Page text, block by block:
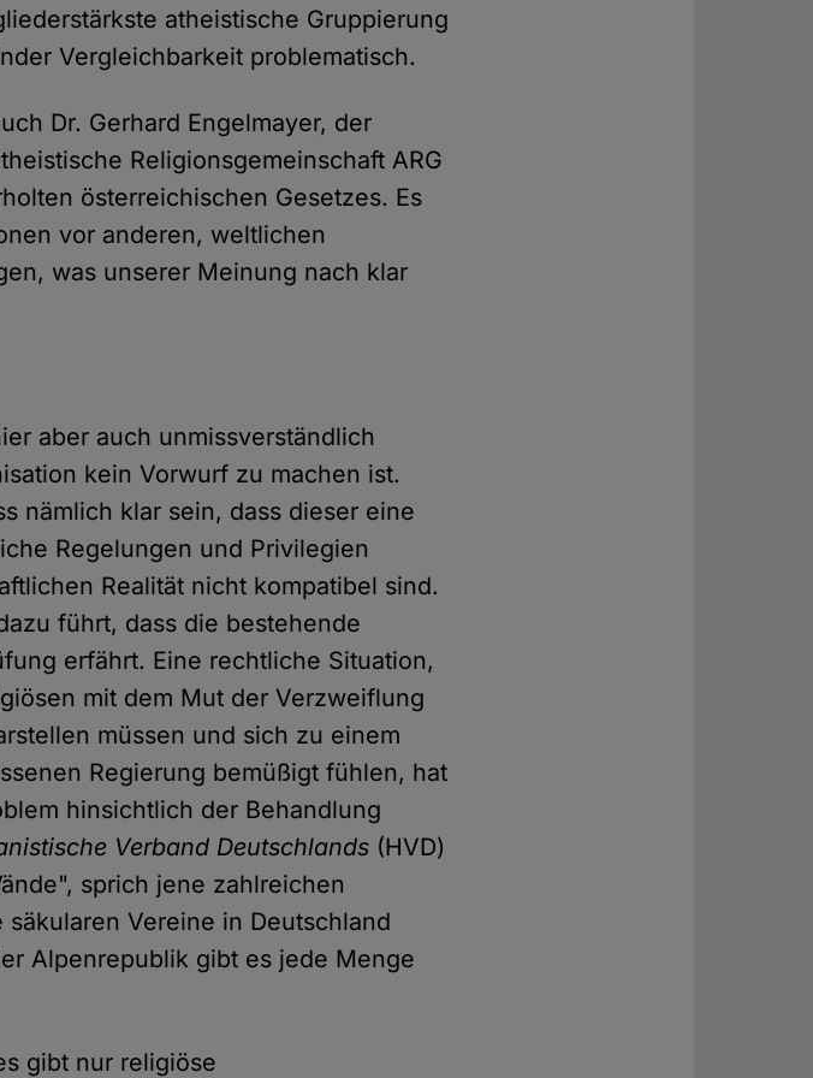
atheistische Gruppierung
Vergleichbarkeit problematisch.
Dr. Gerhard Engelmayer, der
Religionsgemeinschaft ARG
österreichischen Gesetzes. Es
vor anderen, weltlichen
was unserer Meinung nach klar
aber auch unmissverständlich
kein Vorwurf zu machen ist.
nämlich klar sein, dass dieser eine
Regelungen und Privilegien
Realität nicht kompatibel sind.
führt, dass die bestehende
erfährt. Eine rechtliche Situation,
mit dem Mut der Verzweiflung
müssen und sich zu einem
Regierung bemüßigt fühlen, hat
hinsichtlich der Behandlung
Verband Deutschlands (HVD)
sprich jene zahlreichen
Vereine in Deutschland
Alpenrepublik gibt es jede Menge
gibt nur religiöse